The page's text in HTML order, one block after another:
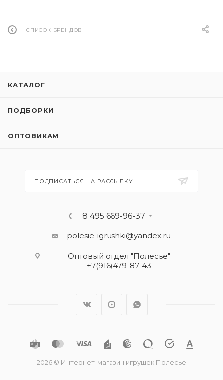
СПИСОК БРЕНДОВ
КАТАЛОГ
ПОДБОРКИ
ОПТОВИКАМ
ПОДПИСАТЬСЯ НА РАССЫЛКУ
8 495 669-96-37
polesie-igrushki@yandex.ru
Оптовый отдел "Полесье"
+7(916)479-87-43
2026 © Интернет-магазин игрушек Полесье